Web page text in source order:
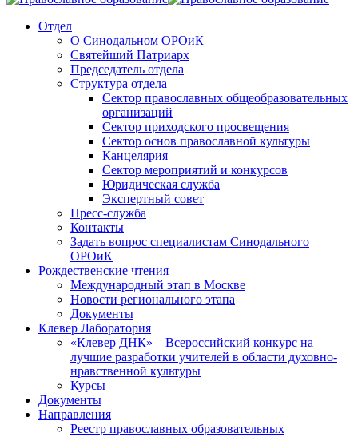
Отдел
О Синодальном ОРОиК
Святейший Патриарх
Председатель отдела
Структура отдела
Сектор православных общеобразовательных
организаций
Сектор приходского просвещения
Сектор основ православной культуры
Канцелярия
Сектор мероприятий и конкурсов
Юридическая служба
Экспертный совет
Пресс-служба
Контакты
Задать вопрос специалистам Синодального
ОРОиК
Рождественские чтения
Международный этап в Москве
Новости регионального этапа
Документы
Клевер Лаборатория
«Клевер ДНК» – Всероссийский конкурс на
лучшие разработки учителей в области духовно-
нравственной культуры
Курсы
Документы
Направления
Реестр православных образовательных